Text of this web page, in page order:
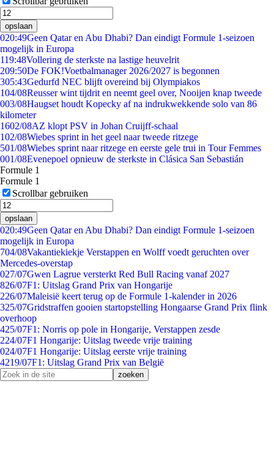
opslaan
020:49Geen Qatar en Abu Dhabi? Dan eindigt Formule 1-seizoen
mogelijk in Europa
119:48Vollering de sterkste na lastige heuvelrit
209:50De FOK!Voetbalmanager 2026/2027 is begonnen
305:43Gedurfd NEC blijft overeind bij Olympiakos
104/08Reusser wint tijdrit en neemt geel over, Nooijen knap tweede
003/08Haugset houdt Kopecky af na indrukwekkende solo van 86
kilometer
1602/08AZ klopt PSV in Johan Cruijff-schaal
102/08Wiebes sprint in het geel naar tweede ritzege
501/08Wiebes sprint naar ritzege en eerste gele trui in Tour Femmes
001/08Evenepoel opnieuw de sterkste in Clásica San Sebastián
Formule 1
Formule 1
Scrollbar gebruiken
opslaan
020:49Geen Qatar en Abu Dhabi? Dan eindigt Formule 1-seizoen
mogelijk in Europa
704/08Vakantiekiekje Verstappen en Wolff voedt geruchten over
Mercedes-overstap
027/07Gwen Lagrue versterkt Red Bull Racing vanaf 2027
826/07F1: Uitslag Grand Prix van Hongarije
226/07Maleisië keert terug op de Formule 1-kalender in 2026
325/07Gridstraffen gooien startopstelling Hongaarse Grand Prix flink
overhoop
425/07F1: Norris op pole in Hongarije, Verstappen zesde
224/07F1 Hongarije: Uitslag tweede vrije training
024/07F1 Hongarije: Uitslag eerste vrije training
4219/07F1: Uitslag Grand Prix van België